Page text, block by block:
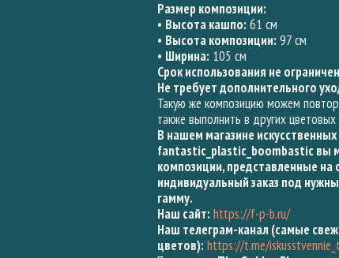
Размер композиции:
• Высота кашпо: 61 см
• Высота композиции: 97 см
• Ширина: 105 см
Срок использования не ограничен
Не требует дополнительного
Такую же композицию можем
также выполнить в других
В нашем магазине
fantastic_plastic_boombastic вы
композиции, представленные на
индивидуальный заказ под
гамму.
Наш сайт: https://f-p-b.ru/
Наш телеграм-канал (самые
цветов): https://t.me/